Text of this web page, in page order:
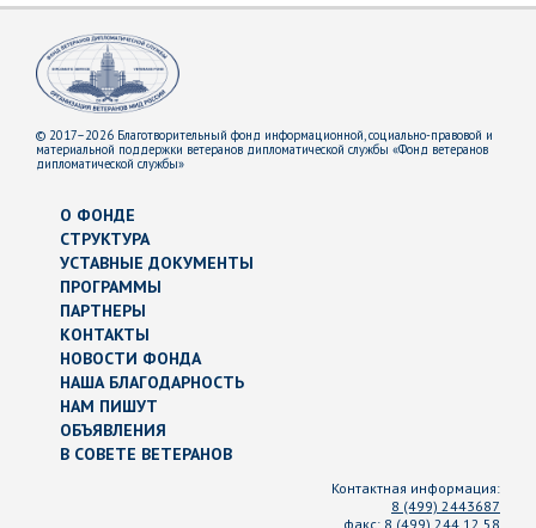
© 2017–2026 Благотворительный фонд информационной, социально-правовой и
материальной поддержки ветеранов дипломатической службы «Фонд ветеранов
дипломатической службы»
О ФОНДЕ
СТРУКТУРА
УСТАВНЫЕ ДОКУМЕНТЫ
ПРОГРАММЫ
ПАРТНЕРЫ
КОНТАКТЫ
НОВОСТИ ФОНДА
НАША БЛАГОДАРНОСТЬ
НАМ ПИШУТ
ОБЪЯВЛЕНИЯ
В СОВЕТЕ ВЕТЕРАНОВ
Контактная информация:
8 (499) 2443687
факс: 8 (499) 244 12 58